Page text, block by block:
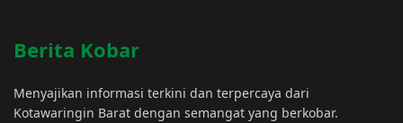
Berita Kobar
Menyajikan informasi terkini dan terpercaya dari
Kotawaringin Barat dengan semangat yang berkobar.